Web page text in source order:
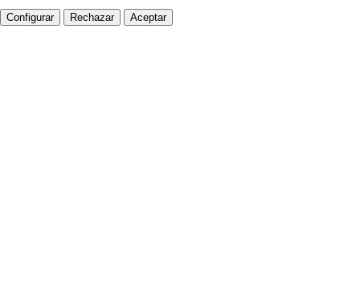
Configurar Rechazar Aceptar